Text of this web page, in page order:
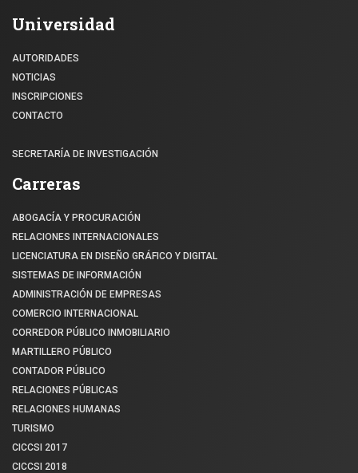
Universidad
AUTORIDADES
NOTICIAS
INSCRIPCIONES
CONTACTO
SECRETARÍA DE INVESTIGACIÓN
Carreras
ABOGACÍA Y PROCURACIÓN
RELACIONES INTERNACIONALES
LICENCIATURA EN DISEÑO GRÁFICO Y DIGITAL
SISTEMAS DE INFORMACIÓN
ADMINISTRACIÓN DE EMPRESAS
COMERCIO INTERNACIONAL
CORREDOR PÚBLICO INMOBILIARIO
MARTILLERO PÚBLICO
CONTADOR PÚBLICO
RELACIONES PÚBLICAS
RELACIONES HUMANAS
TURISMO
CICCSI 2017
CICCSI 2018